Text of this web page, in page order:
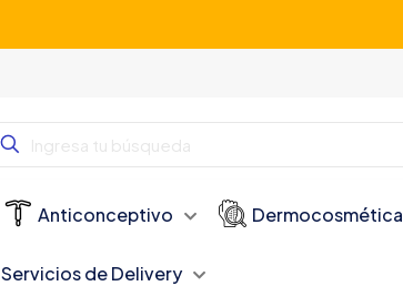
Anticonceptivo Dermocosmética
Servicios de Delivery